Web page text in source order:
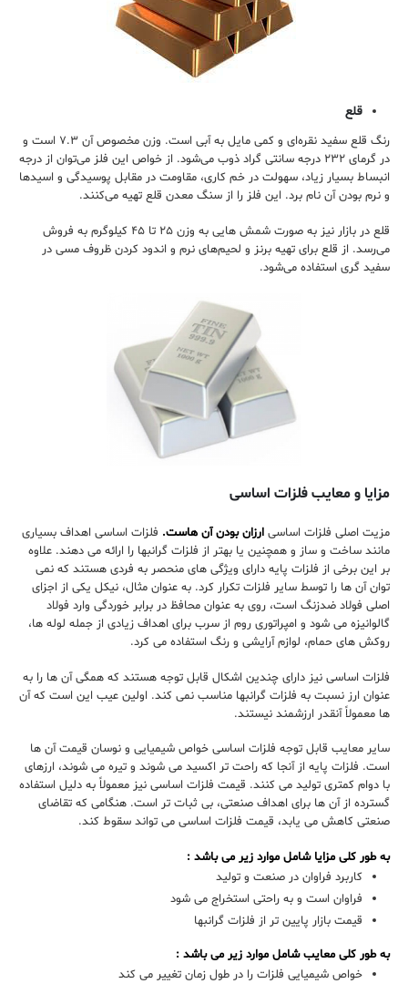
قلع
رنگ قلع سفید نقره‌ای و کمی مایل به آبی است. وزن مخصوص آن ۷.۳ است و
در گرمای ۲۳۲ درجه سانتی گراد ذوب می‌شود. از خواص این فلز می‌توان از درجه
انبساط بسیار زیاد، سهولت در خم کاری، مقاومت در مقابل پوسیدگی و اسیدها
و نرم بودن آن نام برد. این فلز را از سنگ معدن قلع تهیه می‌کنند.
قلع در بازار نیز به صورت شمش هایی به وزن ۲۵ تا ۴۵ کیلوگرم به فروش
می‌رسد. از قلع برای تهیه برنز و لحیم‌های نرم و اندود کردن ظروف مسی در
سفید گری استفاده می‌شود.
مزایا و معایب فلزات اساسی
مزیت اصلی فلزات اساسی ارزان بودن آن هاست. فلزات اساسی اهداف بسیاری
مانند ساخت و ساز و همچنین یا بهتر از فلزات گرانبها را ارائه می دهند. علاوه
بر این برخی از فلزات پایه دارای ویژگی های منحصر به فردی هستند که نمی
توان آن ها را توسط سایر فلزات تکرار کرد. به عنوان مثال، نیکل یکی از اجزای
اصلی فولاد ضدزنگ است، روی به عنوان محافظ در برابر خوردگی وارد فولاد
گالوانیزه می شود و امپراتوری روم از سرب برای اهداف زیادی از جمله لوله ها،
روکش های حمام، لوازم آرایشی و رنگ استفاده می کرد.
فلزات اساسی نیز دارای چندین اشکال قابل توجه هستند که همگی آن ها را به
عنوان ارز نسبت به فلزات گرانبها مناسب نمی کند. اولین عیب این است که آن
ها معمولاً آنقدر ارزشمند نیستند.
سایر معایب قابل توجه فلزات اساسی خواص شیمیایی و نوسان قیمت آن ها
است. فلزات پایه از آنجا که راحت تر اکسید می شوند و تیره می شوند، ارزهای
با دوام کمتری تولید می کنند. قیمت فلزات اساسی نیز معمولاً به دلیل استفاده
گسترده از آن ها برای اهداف صنعتی، بی ثبات تر است. هنگامی که تقاضای
صنعتی کاهش می یابد، قیمت فلزات اساسی می تواند سقوط کند.
به طور کلی مزایا شامل موارد زیر می باشد :
کاربرد فراوان در صنعت و تولید
فراوان است و به راحتی استخراج می شود
قیمت بازار پایین تر از فلزات گرانبها
به طور کلی معایب شامل موارد زیر می باشد :
خواص شیمیایی فلزات را در طول زمان تغییر می کند